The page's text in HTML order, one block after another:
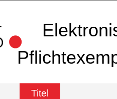
Titel